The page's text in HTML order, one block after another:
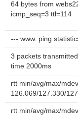
64 bytes from
icmp_seq=3 ttl=114
--- www. ping
3 packets
time 2000ms
rtt min/avg/max/
126.069/127.330/
rtt min/avg/max/